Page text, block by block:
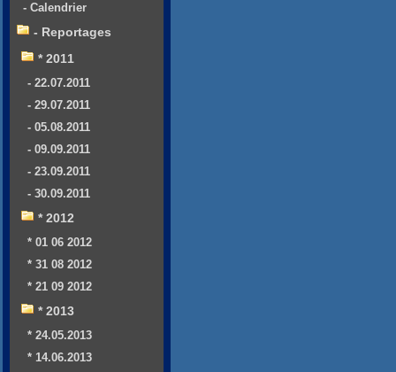
- Calendrier
- Reportages
* 2011
- 22.07.2011
- 29.07.2011
- 05.08.2011
- 09.09.2011
- 23.09.2011
- 30.09.2011
* 2012
* 01 06 2012
* 31 08 2012
* 21 09 2012
* 2013
* 24.05.2013
* 14.06.2013